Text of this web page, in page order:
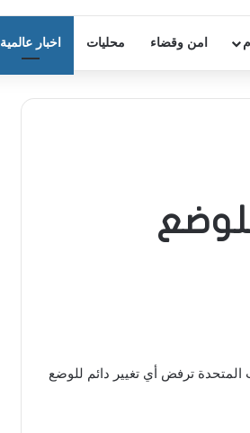
امن وقضاء محليات اخبار عالمية
المتحدة ترفض أي تغيير دائم للوضع